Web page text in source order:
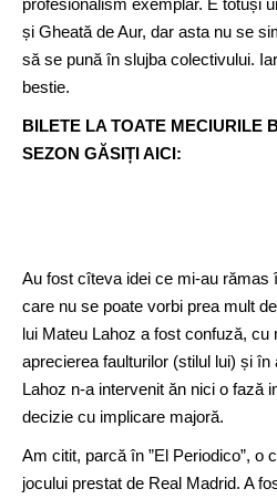
profesionalism exemplar. E totuși
și Gheată de Aur, dar asta nu se
să se pună în slujba colectivului.
bestie.
BILETE LA TOATE MECIURILE
SEZON GĂSIȚI AICI:
Au fost cîteva idei ce mi-au rămas
care nu se poate vorbi prea mult
lui Mateu Lahoz a fost confuză, cu
aprecierea faulturilor (stilul lui) și în
Lahoz n-a intervenit ăn nici o fază
decizie cu implicare majoră.
Am citit, parcă în ”El Periodico”, o
jocului prestat de Real Madrid. A